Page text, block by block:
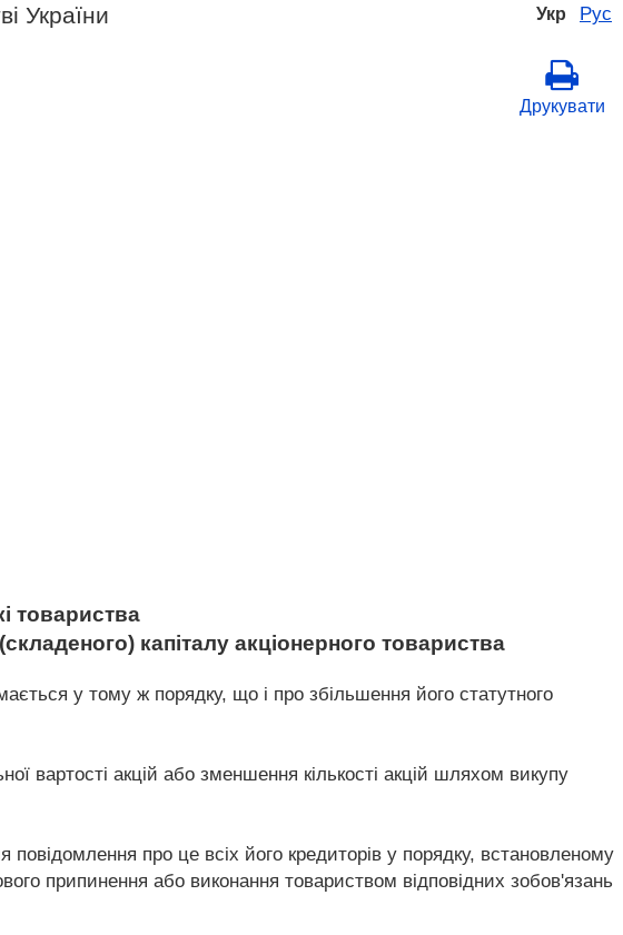
Укр Рус
України
Друкувати
товариства
капіталу акціонерного товариства
у тому ж порядку, що і про збільшення його статутного
вартості акцій або зменшення кількості акцій шляхом викупу
повідомлення про це всіх його кредиторів у порядку, встановленому
припинення або виконання товариством відповідних зобов'язань